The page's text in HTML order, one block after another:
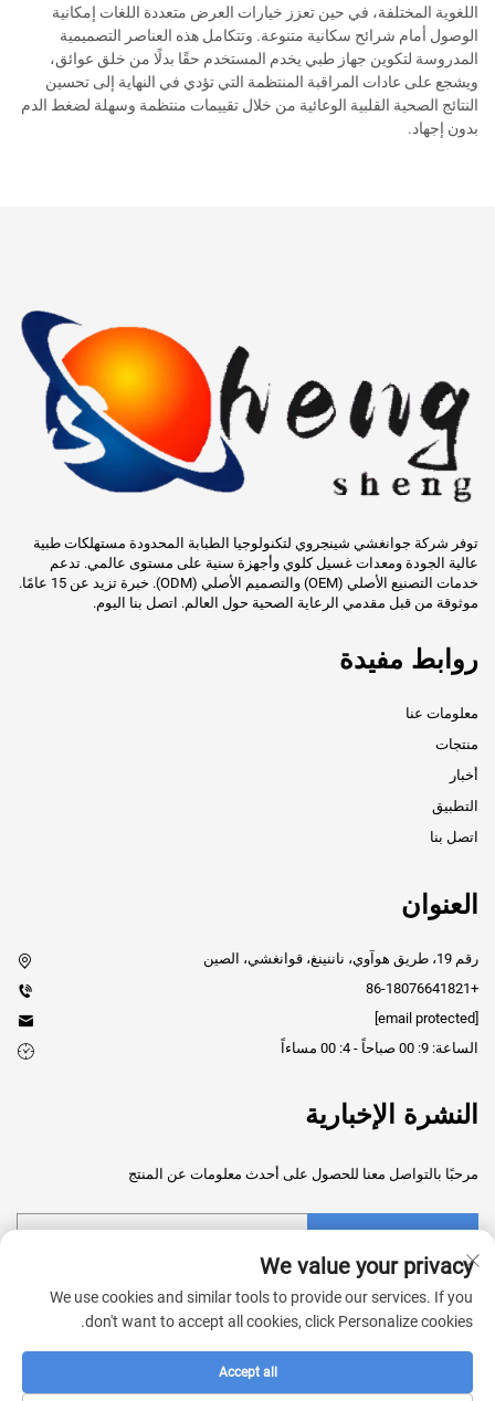
اللغوية المختلفة، في حين تعزز خيارات العرض متعددة اللغات إمكانية
الوصول أمام شرائح سكانية متنوعة. وتتكامل هذه العناصر التصميمية
المدروسة لتكوين جهاز طبي يخدم المستخدم حقًا بدلًا من خلق عوائق،
ويشجع على عادات المراقبة المنتظمة التي تؤدي في النهاية إلى تحسين
النتائج الصحية القلبية الوعائية من خلال تقييمات منتظمة وسهلة لضغط الدم
بدون إجهاد.
توفر شركة جوانغشي شينجروي لتكنولوجيا الطبابة المحدودة مستهلكات طبية
عالية الجودة ومعدات غسيل كلوي وأجهزة سنية على مستوى عالمي. تدعم
خدمات التصنيع الأصلي (OEM) والتصميم الأصلي (ODM). خبرة تزيد عن 15 عامًا.
موثوقة من قبل مقدمي الرعاية الصحية حول العالم. اتصل بنا اليوم.
روابط مفيدة
معلومات عنا
منتجات
أخبار
التطبيق
اتصل بنا
العنوان
رقم 19، طريق هوآوي، ناننينغ، قوانغشي، الصين
+86-18076641821
الساعة: 9: 00 صباحاً - 4: 00 مساءاً
النشرة الإخبارية
مرحبًا بالتواصل معنا للحصول على أحدث معلومات عن المنتج
حقوق النشر © 2025 شركة قوانغشي شينجروي للتكنولوجيا الطبية المحدودة
We value your privacy
We use cookies and similar tools to provide our services. If you
don't want to accept all cookies, click Personalize cookies.
Accept all